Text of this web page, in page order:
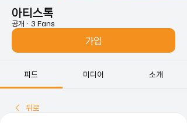
아티스톡
공개 · 3 Fans
가입
피드 미디어 소개
뒤로